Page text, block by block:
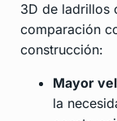
3D de ladrillos
comparación
construcción:
Mayor
la